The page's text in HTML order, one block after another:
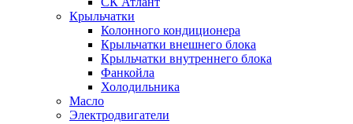
Крыльчатки
Колонного кондиционера
Крыльчатки внешнего блока
Крыльчатки внутреннего блока
Фанкойла
Холодильника
Масло
Электродвигатели